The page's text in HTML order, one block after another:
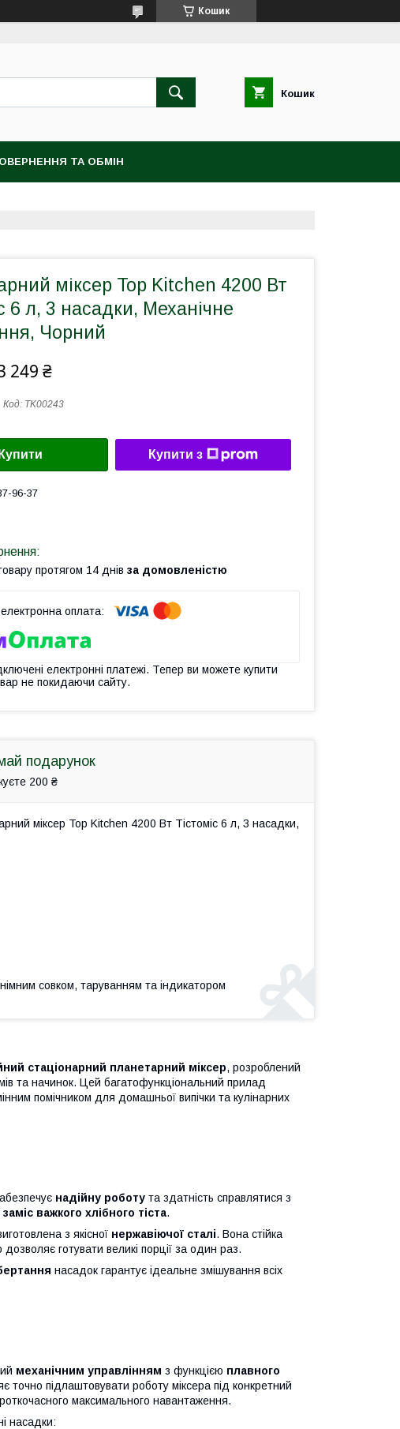
Кошик
Кошик
ТА ОБМIН
міксер Top Kitchen 4200 Вт
6 л, 3 насадки, Механічне
Чорний
249 ₴
Код: TK00243
Купити Купити з
96-37
протягом 14 днів за домовленістю
електронні платежі. Тепер ви можете купити
не покидаючи сайту.
подарунок
200 ₴
міксер Top Kitchen 4200 Вт Тістоміс 6 л, 3 насадки,
совком, таруванням та індикатором
стаціонарний планетарний міксер, розроблений
та начинок. Цей багатофункціональний прилад
помічником для домашньої випічки та кулінарних
надійну роботу та здатність справлятися з
заміс важкого хлібного тіста.
з якісної нержавіючої сталі. Вона стійка
готувати великі порції за один раз.
насадок гарантує ідеальне змішування всіх
механічним управлінням з функцією плавного
точно підлаштовувати роботу міксера під конкретний
максимального навантаження.
насадки: